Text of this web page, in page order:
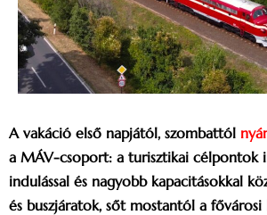
A vakáció első napjától, szombattól
a MÁV-csoport: a turisztikai célpontok
indulással és nagyobb kapacitásokkal
és buszjáratok, sőt mostantól a fővárosi